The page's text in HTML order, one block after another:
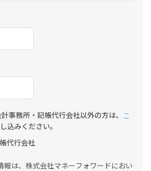
事務所・記帳代行会社以外の方は、
こ
込みください。
代行会社
報は、株式会社マネーフォワードにおい